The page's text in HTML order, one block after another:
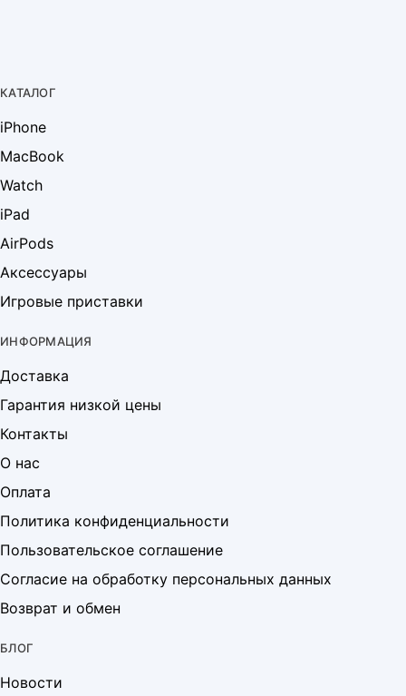
КАТАЛОГ
iPhone
MacBook
Watch
iPad
AirPods
Аксессуары
Игровые приставки
ИНФОРМАЦИЯ
Доставка
Гарантия низкой цены
Контакты
О нас
Оплата
Политика конфиденциальности
Пользовательское соглашение
Согласие на обработку персональных данных
Возврат и обмен
БЛОГ
Новости